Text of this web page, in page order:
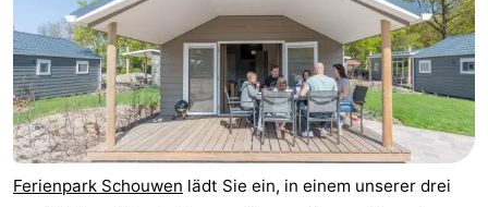
Ferienpark Schouwen lädt Sie ein, in einem unserer drei